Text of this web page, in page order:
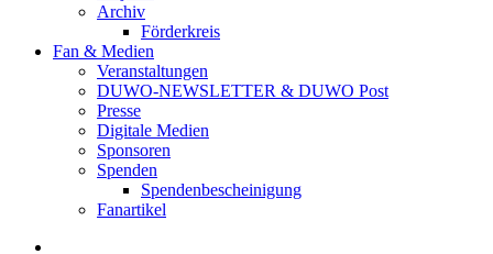
Archiv
Förderkreis
Fan & Medien
Veranstaltungen
DUWO-NEWSLETTER & DUWO Post
Presse
Digitale Medien
Sponsoren
Spenden
Spendenbescheinigung
Fanartikel